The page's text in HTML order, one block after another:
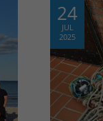
24
JUL
2025